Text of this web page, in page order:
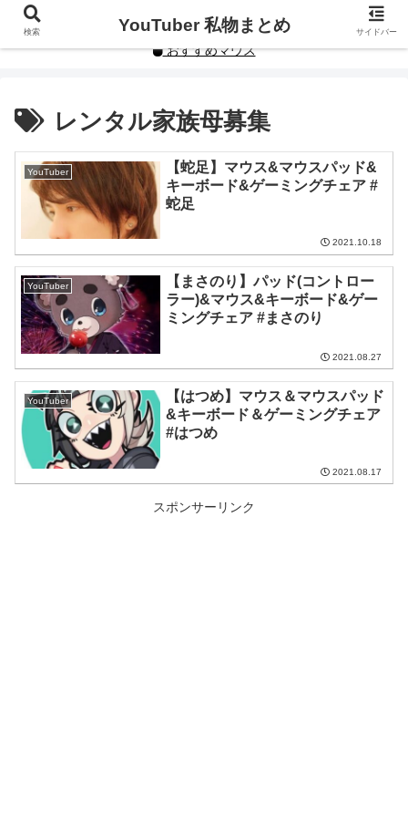
YouTuberや人気インフルエンサーの私物まとめです。
おすすめマウス
レンタル家族母募集
YouTuber
【蛇足】マウス&マウスパッド&
キーボード&ゲーミングチェア #
蛇足
2021.10.18
YouTuber
【まさのり】パッド(コントロー
ラー)&マウス&キーボード&ゲー
ミングチェア #まさのり
2021.08.27
YouTuber
【はつめ】マウス＆マウスパッド
&キーボード＆ゲーミングチェア
#はつめ
2021.08.17
スポンサーリンク
検索 YouTuber 私物まとめ サイドバー